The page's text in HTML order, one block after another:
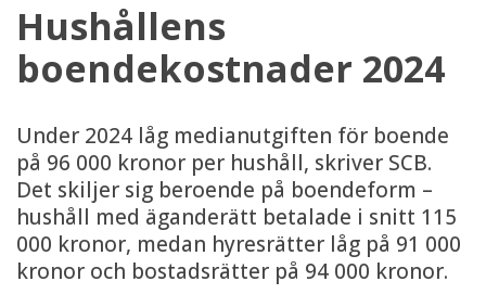
Hushållens
boendekostnader 2024
Under 2024 låg medianutgiften för boende
på 96 000 kronor per hushåll, skriver SCB.
Det skiljer sig beroende på boendeform –
hushåll med äganderätt betalade i snitt 115
000 kronor, medan hyresrätter låg på 91 000
kronor och bostadsrätter på 94 000 kronor.